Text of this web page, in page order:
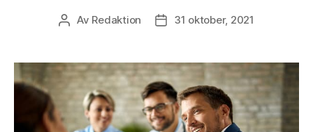
Inläggsförfattare
Av Redaktion Inläggsdatum
31 oktober, 2021